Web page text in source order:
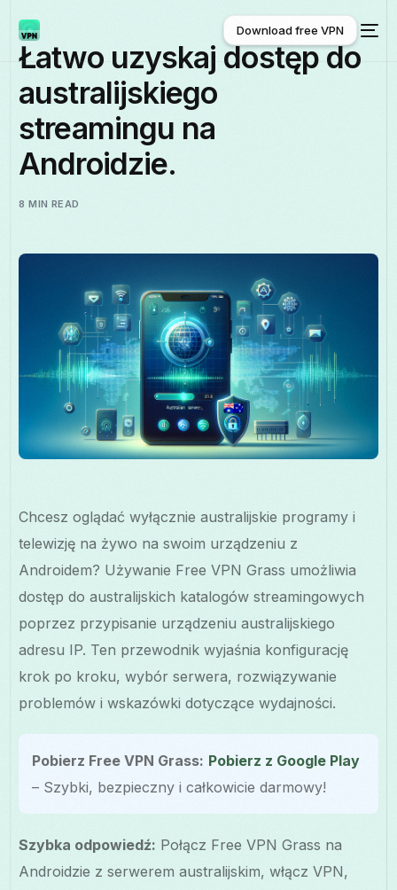
Polski
Download free VPN
Download free VPN
Łatwo uzyskaj dostęp do
australijskiego
streamingu na
Androidzie.
8 MIN READ
Chcesz oglądać wyłącznie australijskie programy i
telewizję na żywo na swoim urządzeniu z
Androidem? Używanie Free VPN Grass umożliwia
dostęp do australijskich katalogów streamingowych
poprzez przypisanie urządzeniu australijskiego
adresu IP. Ten przewodnik wyjaśnia konfigurację
krok po kroku, wybór serwera, rozwiązywanie
problemów i wskazówki dotyczące wydajności.
Pobierz Free VPN Grass: Pobierz z Google Play
– Szybki, bezpieczny i całkowicie darmowy!
Szybka odpowiedź: Połącz Free VPN Grass na
Androidzie z serwerem australijskim, włącz VPN,